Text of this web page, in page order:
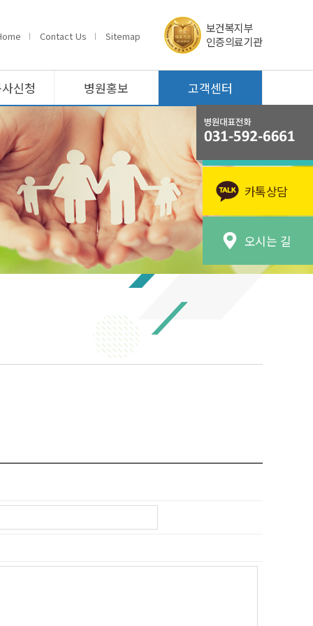
Contact Us Sitemap
보건복지부
인증의료기관
신청 병원홍보 고객센터
카톡상담
오시는 길